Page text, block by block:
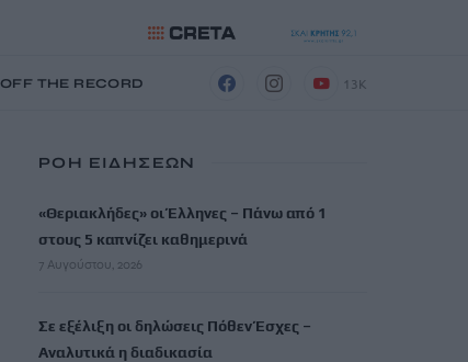
OFF THE RECORD 13K
ΡΟΗ ΕΙΔΗΣΕΩΝ
«Θεριακλήδες» οι Έλληνες – Πάνω από 1
στους 5 καπνίζει καθημερινά
7 Αυγούστου, 2026
Σε εξέλιξη οι δηλώσεις Πόθεν Έσχες –
Αναλυτικά η διαδικασία